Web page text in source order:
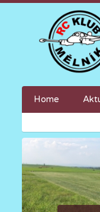
Home